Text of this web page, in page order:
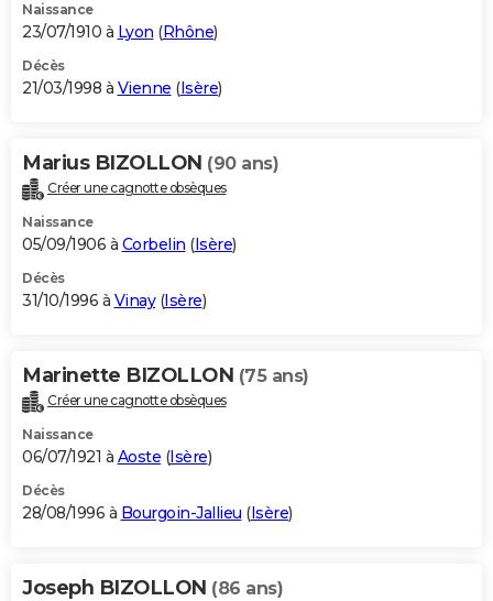
Naissance
23/07/1910 à Lyon (Rhône)
Décès
21/03/1998 à Vienne (Isère)
Marius BIZOLLON (90 ans)
Créer une cagnotte obsèques
Naissance
05/09/1906 à Corbelin (Isère)
Décès
31/10/1996 à Vinay(Isère)
Marinette BIZOLLON (75 ans)
Créer une cagnotte obsèques
Naissance
06/07/1921 à Aoste (Isère)
Décès
28/08/1996 à Bourgoin-Jallieu (Isère)
Joseph BIZOLLON (86 ans)